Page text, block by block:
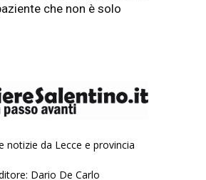
che non è solo
notizie da Lecce e provincia
Dario De Carlo